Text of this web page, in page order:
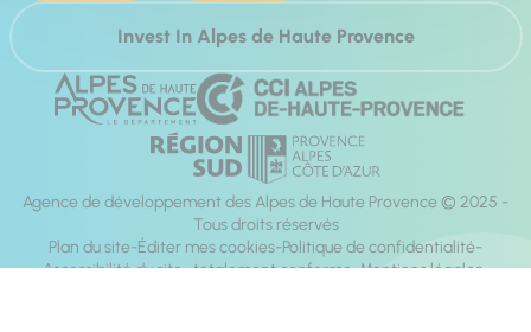
Invest In Alpes de Haute Provence
Agence de développement des Alpes de Haute Provence © 2025 -
Tous droits réservés
Plan du site Éditer mes cookies Politique de confidentialité
Accessibilité du site : totalement conforme Mentions légales